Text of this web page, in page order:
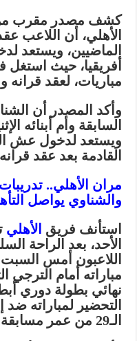
كشف مصدر مقرب من
الأهلي، أن اللاعب
الماضيين، ويستعد
مباريات، لعقد قرانه
وأكد المصدر أن
السابقة وأم أبنائه
ويستعد لدخول عش
القادمة بعد عقد
مران الأهلي..
والشناوي يواصل
استأنف فريق الأهلي
الأحد، بعد الراحة
اللاعبون أمس
مباراته أمام
نهائي بطولة دوري
التحضير لمباراته ضد
الـ29 من عمر مسابقة الدوري المصري.